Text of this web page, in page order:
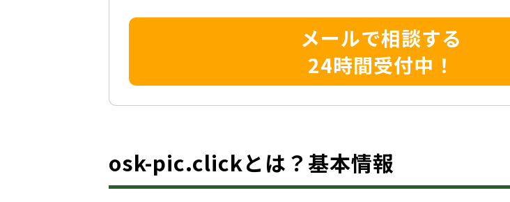
メールで相談する
24時間受付中！
osk-pic.clickとは？基本情報